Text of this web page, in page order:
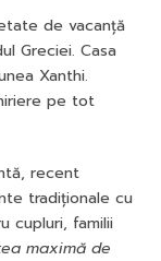
de vacanță
Greciei. Casa
Xanthi.
pe tot
recent
tradiționale cu
cupluri, familii
maximă de